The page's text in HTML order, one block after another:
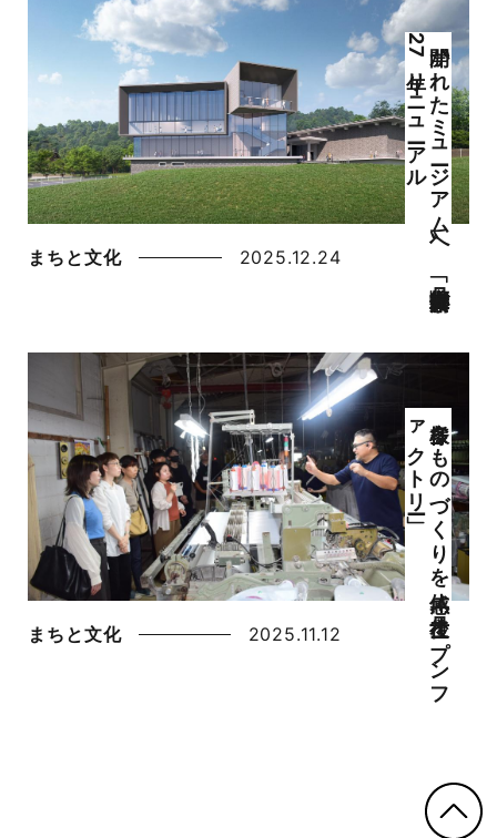
〝開か
れ
た
ミ
ュ
ージ
ア
ム
〟へ
「丹後郷土資料館」が
2
7
年リ
ニ
ュ
ーア
ル
まちと文化 2025.12.24
多様な
も
の
づ
く
り
を
体感
「丹後オ
ープ
ン
フ
ァ
ク
ト
リ
ー」
まちと文化 2025.11.12